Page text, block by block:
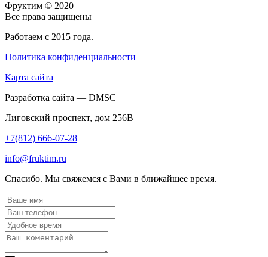
Фруктим © 2020
Все права защищены
Работаем с 2015 года.
Политика конфиденциальности
Карта сайта
Разработка сайта — DMSC
Лиговский проспект, дом 256В
+7(812) 666-07-28
info@fruktim.ru
Спасибо. Мы свяжемся с Вами в ближайшее время.